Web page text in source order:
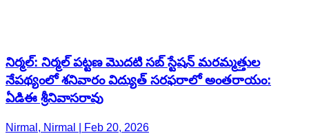
నిర్మల్: నిర్మల్ పట్టణ మొదటి సబ్ స్టేషన్ మరమ్మత్తుల
నేపథ్యంలో శనివారం విద్యుత్ సరఫరాలో అంతరాయం:
ఏడిఈ శ్రీనివాసరావు
Nirmal, Nirmal | Feb 20, 2026